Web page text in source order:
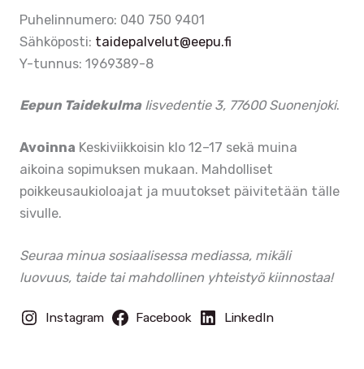
Puhelinnumero: 040 750 9401
Sähköposti: taidepalvelut@eepu.fi
Y-tunnus: 1969389-8
Eepun Taidekulma Iisvedentie 3, 77600 Suonenjoki.
Avoinna Keskiviikkoisin klo 12–17 sekä muina
aikoina sopimuksen mukaan. Mahdolliset
poikkeusaukioloajat ja muutokset päivitetään tälle
sivulle.
Seuraa minua sosiaalisessa mediassa, mikäli
luovuus, taide tai mahdollinen yhteistyö kiinnostaa!
Instagram Facebook LinkedIn